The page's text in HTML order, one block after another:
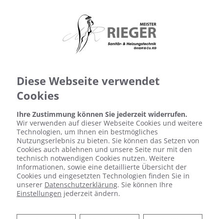
Wärmepumpen-Angebotsservice
Bitte akzeptieren Sie zuerst die
Cookies.
Diese Webseite verwendet
Cookies
Ihre Zustimmung können Sie jederzeit widerrufen.
Wir verwenden auf dieser Webseite Cookies und weitere
Technologien, um Ihnen ein bestmögliches
Nutzungserlebnis zu bieten. Sie können das Setzen von
Cookies auch ablehnen und unsere Seite nur mit den
technisch notwendigen Cookies nutzen. Weitere
Informationen, sowie eine detaillierte Übersicht der
Cookies und eingesetzten Technologien finden Sie in
unserer Datenschutzerklärung. Sie können Ihre
Einstellungen jederzeit ändern.